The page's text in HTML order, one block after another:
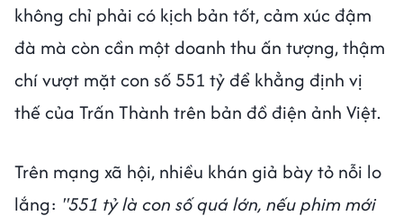
không chỉ phải có kịch bản tốt, cảm xúc đậm
đà mà còn cần một doanh thu ấn tượng, thậm
chí vượt mặt con số 551 tỷ để khẳng định vị
thế của Trấn Thành trên bản đồ điện ảnh Việt.
Trên mạng xã hội, nhiều khán giả bày tỏ nỗi lo
lắng: "551 tỷ là con số quá lớn, nếu phim mới